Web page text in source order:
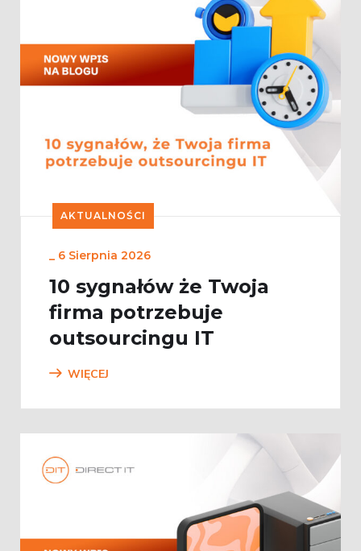
AKTUALNOŚCI
_ 6 Sierpnia 2026
10 sygnałów że Twoja
firma potrzebuje
outsourcingu IT
WIĘCEJ